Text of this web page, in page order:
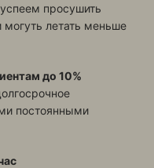
просушить
летать меньше
до 10%
постоянными